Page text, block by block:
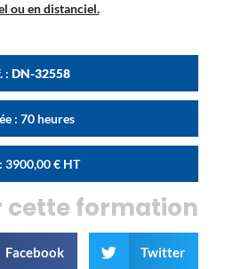
ou en distanciel.
: DN-32558
: 70 heures
3900,00€ HT
cette formation
Facebook Twitter